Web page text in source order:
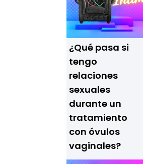
¿Qué pasa si
tengo
relaciones
sexuales
durante un
tratamiento
con óvulos
vaginales?